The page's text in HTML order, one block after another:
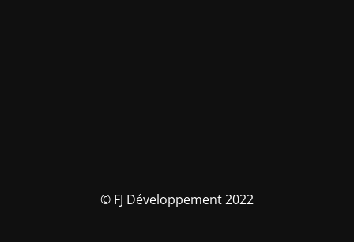
© FJ Développement 2022